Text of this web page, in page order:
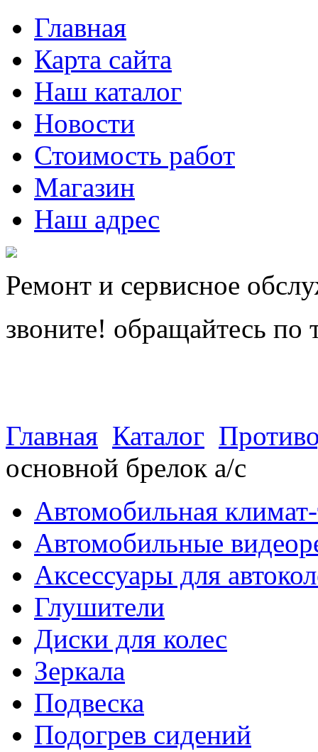
Главная
Карта сайта
Наш каталог
Новости
Стоимость работ
Магазин
Наш адрес
Ремонт и сервисное
звоните! обращайтесь по
Главная Каталог
основной брелок а/c
Автомобильная
Автомобильные
Аксессуары для
Глушители
Диски для колес
Зеркала
Подвеска
Подогрев сидений